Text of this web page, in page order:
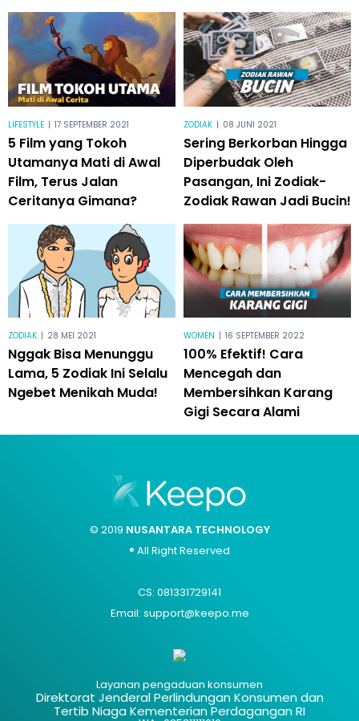
LIFESTYLE | 17 SEPTEMBER 2021
5 Film yang Tokoh
Utamanya Mati di Awal
Film, Terus Jalan
Ceritanya Gimana?
ZODIAK | 08 JUNI 2021
Sering Berkorban Hingga
Diperbudak Oleh
Pasangan, Ini Zodiak-
Zodiak Rawan Jadi Bucin!
ZODIAK | 28 MEI 2021
Nggak Bisa Menunggu
Lama, 5 Zodiak Ini Selalu
Ngebet Menikah Muda!
WOMEN | 16 SEPTEMBER 2022
100% Efektif! Cara
Mencegah dan
Membersihkan Karang
Gigi Secara Alami
© 2019 NUSANTARA TECHNOLOGY
® All Right Reserved
CS: 081331729141
Email: support@keepo.me
Layanan pengaduan konsumen
Direktorat Jenderal Perlindungan Konsumen dan
Tertib Niaga Kementerian Perdagangan RI